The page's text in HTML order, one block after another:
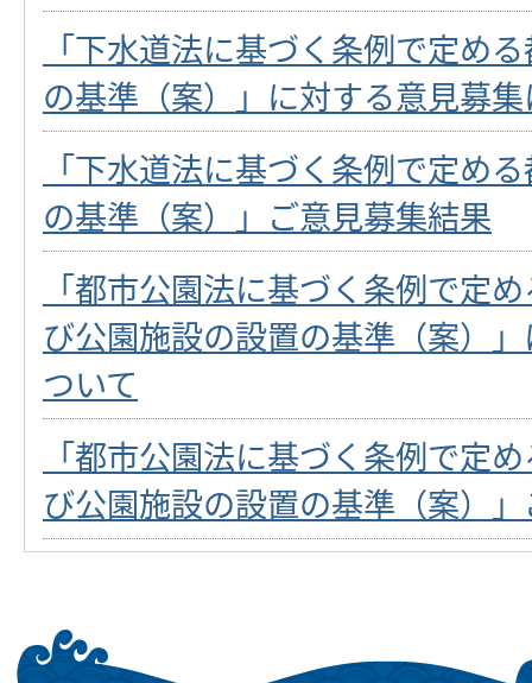
「下水道法に基づく条例で定め
の基準（案）」に対する意見募
「下水道法に基づく条例で定め
の基準（案）」ご意見募集結果
「都市公園法に基づく条例で定
び公園施設の設置の基準（案）
ついて
「都市公園法に基づく条例で定
び公園施設の設置の基準（案）